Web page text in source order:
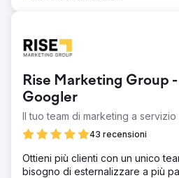
Rise Marketing Group
Googler
Il tuo team di marketing a
43 recensioni
Ottieni più clienti con un unico
bisogno di esternalizzare a più